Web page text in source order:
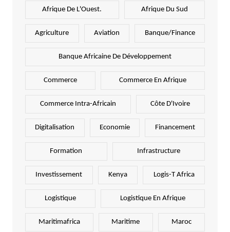
Afrique De L'Ouest. Afrique Du Sud
Agriculture Aviation Banque/Finance
Banque Africaine De Développement
Commerce Commerce En Afrique
Commerce Intra-Africain Côte D'Ivoire
Digitalisation Economie Financement
Formation Infrastructure
Investissement Kenya Logis-T Africa
Logistique Logistique En Afrique
Maritimafrica Maritime Maroc